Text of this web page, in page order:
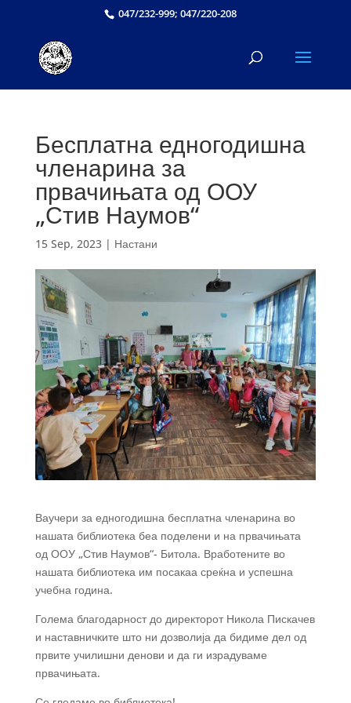
047/232-999; 047/220-208
Бесплатна едногодишна
членарина за
првачињата од ООУ
„Стив Наумов“
15 Sep, 2023| Настани
Ваучери за едногодишна бесплатна членарина во
нашата библиотека беа поделени и на првачињата
од ООУ „Стив Наумов“- Битола. Вработените во
нашата библиотека им посакаа среќна и успешна
учебна година.
Голема благодарност до директорот Никола Пискачев
и наставничките што ни дозволија да бидиме дел од
првите училишни денови и да ги израдуваме
првачињата.